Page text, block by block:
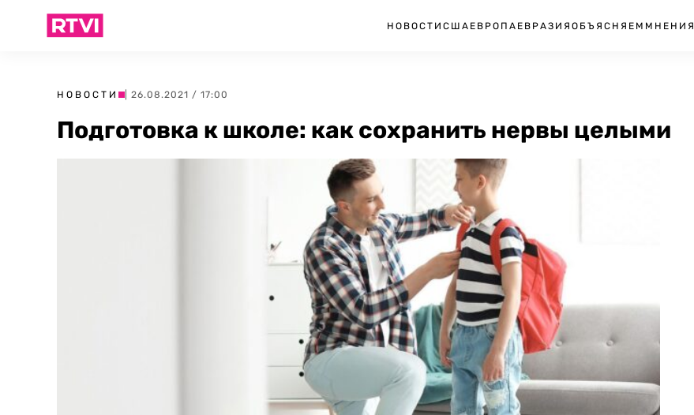
НОВОСТИ США ЕВРОПА ЕВРАЗИЯ ОБЪЯСНЯЕМ МНЕНИЯ
НОВОСТИ | 26.08.2021 / 17:00
Подготовка к школе: как сохранить нервы целыми